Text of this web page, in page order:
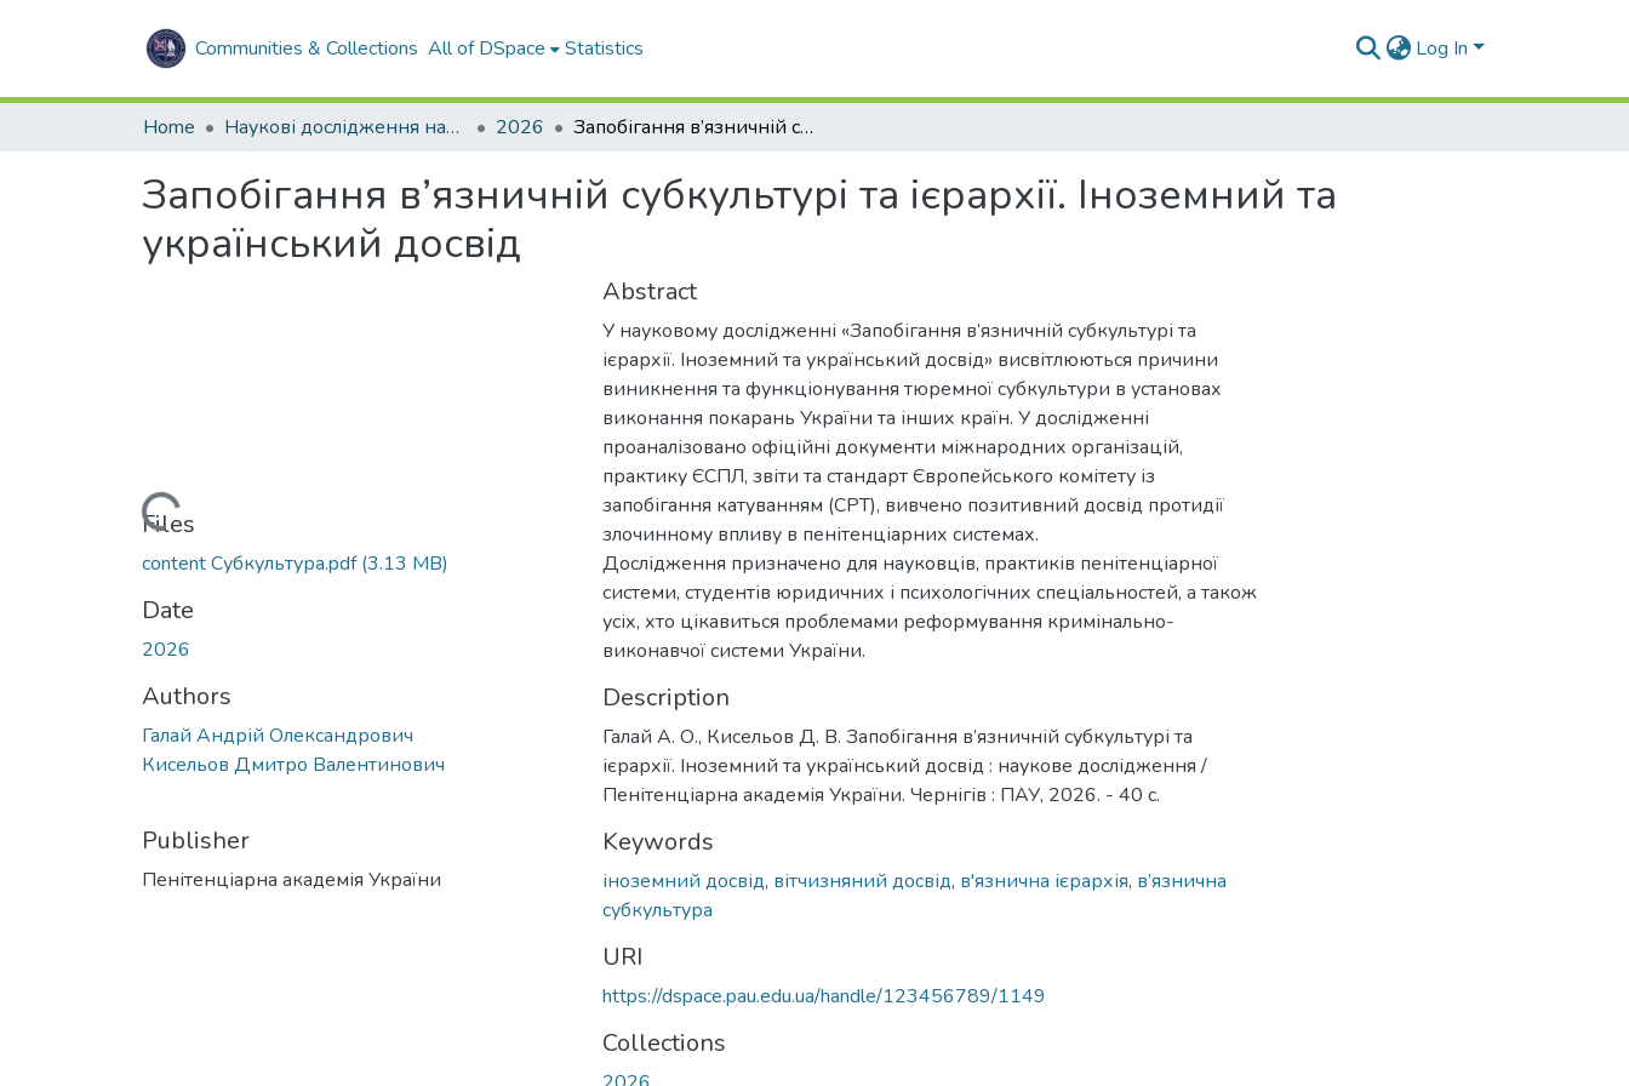
Communities & Collections All of DSpace Statistics Log In
Home Наукові дослідження науково-дослідного центру пенітенціарії та кримінальної юстиції 2026 Запобігання в’язничній субкультурі та ієрархії. Іноземний та український досвід
Запобігання в’язничній субкультурі та ієрархії. Іноземний та
український досвід
Loading...
Files
content Субкультура.pdf(3.13 MB)
Date
2026
Authors
Галай Андрій Олександрович
Кисельов Дмитро Валентинович
Publisher
Пенітенціарна академія України
Abstract
У науковому дослідженні «Запобігання в’язничній субкультурі та
ієрархії. Іноземний та український досвід» висвітлюються причини
виникнення та функціонування тюремної субкультури в установах
виконання покарань України та інших країн. У дослідженні
проаналізовано офіційні документи міжнародних організацій,
практику ЄСПЛ, звіти та стандарт Європейського комітету із
запобігання катуванням (CPT), вивчено позитивний досвід протидії
злочинному впливу в пенітенціарних системах.
Дослідження призначено для науковців, практиків пенітенціарної
системи, студентів юридичних і психологічних спеціальностей, а також
усіх, хто цікавиться проблемами реформування кримінально-
виконавчої системи України.
Description
Галай А. О., Кисельов Д. В. Запобігання в’язничній субкультурі та
ієрархії. Іноземний та український досвід : наукове дослідження /
Пенітенціарна академія України. Чернігів : ПАУ, 2026. - 40 с.
Keywords
іноземний досвід, вітчизняний досвід, в'язнична ієрархія, в’язнична
субкультура
URI
https://dspace.pau.edu.ua/handle/123456789/1149
Collections